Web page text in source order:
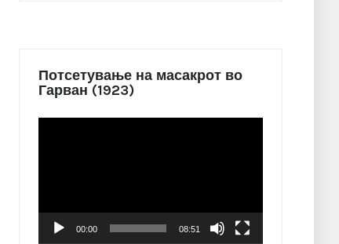
Потсетување на масакрот во
Гарван (1923)
00:00 08:51